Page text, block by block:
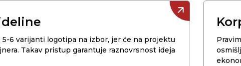
6 varijanti logotipa na izbor, jer će na projektu
Takav pristup garantuje raznovrsnost ideja